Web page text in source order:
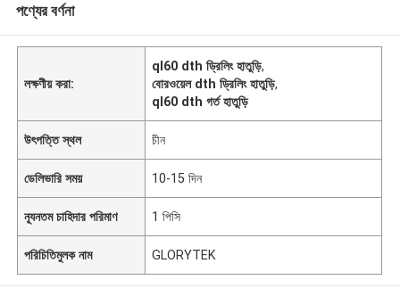
পণ্যের বর্ণনা
লক্ষণীয় করা:
ql60 dth ড্রিলিং হাতুড়ি,
বোরওয়েল dth ড্রিলিং হাতুড়ি,
ql60 dth গর্ত হাতুড়ি
উৎপত্তি স্থল চীন
ডেলিভারি সময় 10-15 দিন
ন্যূনতম চাহিদার পরিমাণ 1 পিসি
পরিচিতিমুলক নাম GLORYTEK